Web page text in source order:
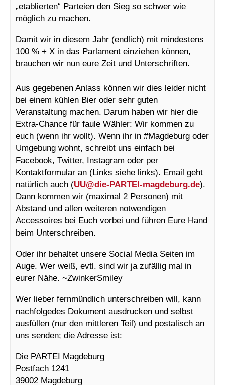
„etablierten“ Parteien den Sieg so schwer wie
möglich zu machen.
Damit wir in diesem Jahr (endlich) mit mindestens
100 % + X in das Parlament einziehen können,
brauchen wir nun eure Zeit und Unterschriften.
Aus gegebenen Anlass können wir dies leider nicht
bei einem kühlen Bier oder sehr guten
Veranstaltung machen. Darum haben wir hier die
Extra-Chance für faule Wähler: Wir kommen zu
euch (wenn ihr wollt). Wenn ihr in #Magdeburg oder
Umgebung wohnt, schreibt uns einfach bei
Facebook, Twitter, Instagram oder per
Kontaktformular an (Links siehe links). Email geht
natürlich auch (UU@die-PARTEI-magdeburg.de).
Dann kommen wir (maximal 2 Personen) mit
Abstand und allen weiteren notwendigen
Accessoires bei Euch vorbei und führen Eure Hand
beim Unterschreiben.
Oder ihr behaltet unsere Social Media Seiten im
Auge. Wer weiß, evtl. sind wir ja zufällig mal in
eurer Nähe. ~ZwinkerSmiley
Wer lieber fernmündlich unterschreiben will, kann
nachfolgedes Dokument ausdrucken und selbst
ausfüllen (nur den mittleren Teil) und postalisch an
uns senden; die Adresse ist:
Die PARTEI Magdeburg
Postfach 1241
39002 Magdeburg